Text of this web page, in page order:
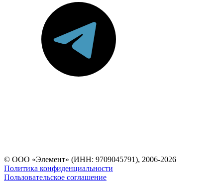
© ООО «Элемент» (ИНН: 9709045791), 2006-2026
Политика конфиденциальности
Пользовательское соглашение